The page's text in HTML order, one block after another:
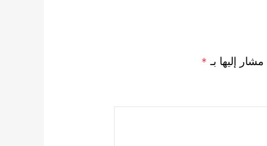
إليها بـ *